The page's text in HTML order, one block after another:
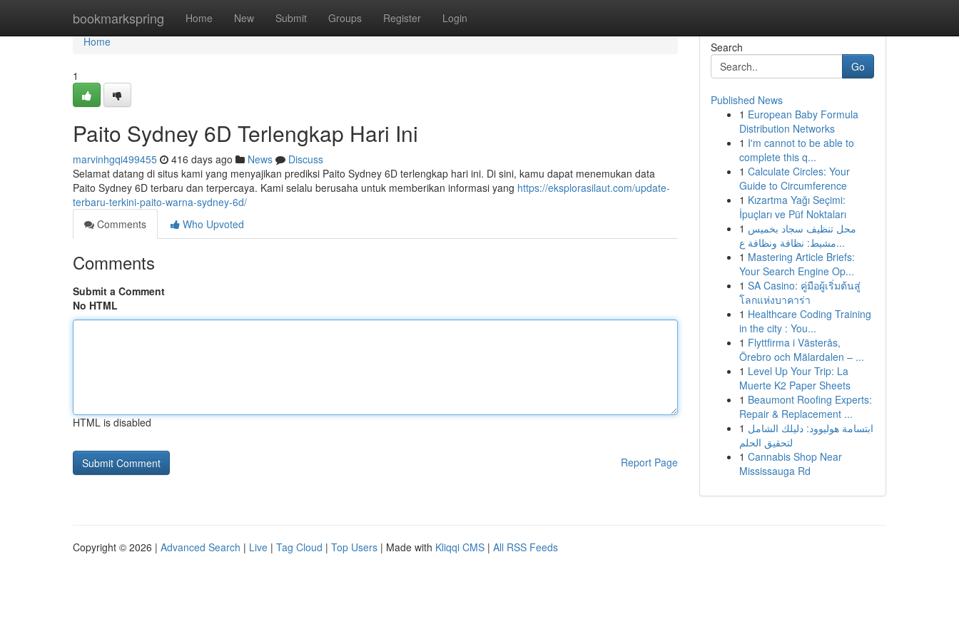
bookmarkspring Home New Submit Groups Register Login
Home
Home
1
Paito Sydney 6D Terlengkap Hari Ini
marvinhgqi499455 416 days ago News
Discuss
Selamat datang di situs kami yang menyajikan prediksi Paito Sydney 6D terlengkap hari ini. Di sini, kamu dapat menemukan data
Paito Sydney 6D terbaru dan terpercaya. Kami selalu berusaha untuk memberikan informasi yang https://eksplorasilaut.com/update-
terbaru-terkini-paito-warna-sydney-6d/
Comments
Who Upvoted
Comments
Submit a Comment
No HTML
HTML is disabled
Report Page
Search
Go
Published News
1 European Baby Formula
Distribution Networks
1 I'm cannot to be able to
complete this q...
1 Calculate Circles: Your
Guide to Circumference
1 Kızartma Yağı Seçimi:
İpuçları ve Püf Noktaları
1 محل تنظيف سجاد بخميس
مشيط: نظافة ونظافة ع...
1 Mastering Article Briefs:
Your Search Engine Op...
1 SA Casino: คู่มือผู้เริ่มต้นสู่
โลกแห่งบาคาร่า
1 Healthcare Coding Training
in the city : You...
1 Flyttfirma i Västerås,
Örebro och Mälardalen – ...
1 Level Up Your Trip: La
Muerte K2 Paper Sheets
1 Beaumont Roofing Experts:
Repair & Replacement ...
1 ابتسامة هوليوود: دليلك الشامل
لتحقيق الحلم
1 Cannabis Shop Near
Mississauga Rd
Copyright © 2026 | Advanced Search | Live | Tag Cloud | Top Users | Made with Kliqqi CMS | All RSS Feeds